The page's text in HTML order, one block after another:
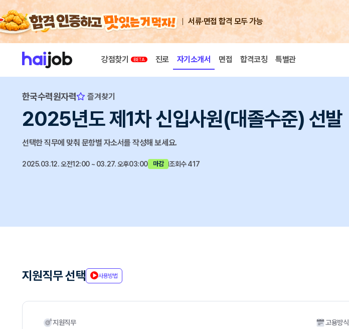
서류·면접 합격 모두 가능
강점찾기 진로 자기소개서 면접 합격코칭 특별관
한국수력원자력 즐겨찾기
2025년도 제1차 신입사원(대졸수준) 선발
선택한 직무에 맞춰 문항별 자소서를 작성해 보세요.
2025.03.12. 오전12:00 ~ 03.27. 오후03:00 마감 조회수 417
지원직무 선택 사용방법
지원직무 고용방식